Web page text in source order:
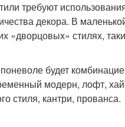
требуют
декора. В
«дворцовых» стилях,
будет
модерн, лофт,
стиля, кантри, прованса.